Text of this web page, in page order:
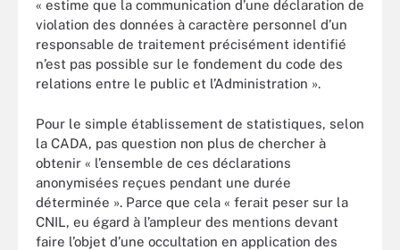
« estime que la communication d’une déclaration de
violation des données à caractère personnel d’un
responsable de traitement précisément identifié
n’est pas possible sur le fondement du code des
relations entre le public et l’Administration ».
Pour le simple établissement de statistiques, selon
la CADA, pas question non plus de chercher à
obtenir « l’ensemble de ces déclarations
anonymisées reçues pendant une durée
déterminée ». Parce que cela « ferait peser sur la
CNIL, eu égard à l’ampleur des mentions devant
faire l’objet d’une occultation en application des